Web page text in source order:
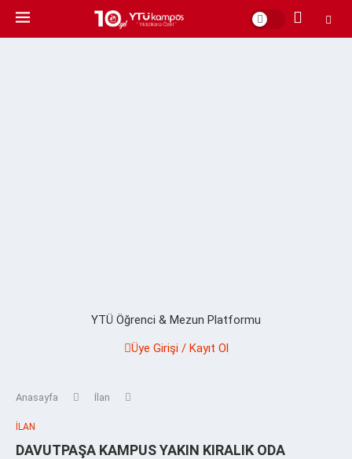
YTÜ Öğrenci & Mezun Platformu
Üye Girişi / Kayıt Ol
Anasayfa İlan
İLAN
DAVUTPAŞA KAMPUS YAKIN KIRALIK ODA